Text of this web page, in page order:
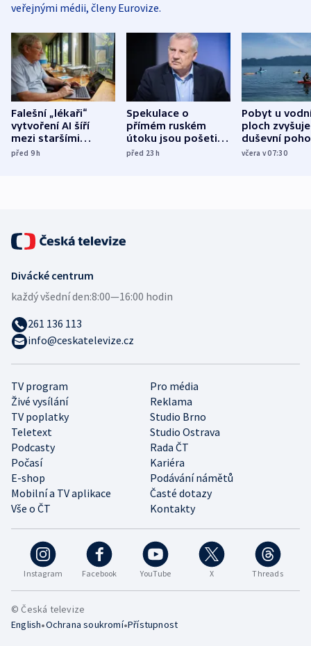
veřejnými médii, členy Eurovize.
Falešní „lékaři“
vytvoření AI šíří
mezi staršími
Poláky nebezpečné
před 9h
Spekulace o
přímém ruském
útoku jsou pošetilé,
míní estonský
před 23h
Pobyt u
ploch zvyšuje
duševní
ukázala
včera v 07:30
Instagram Facebook YouTube X Threads
TV program
Pro média
Živé vysílání
Reklama
TV poplatky
Studio Brno
Teletext
Studio Ostrava
Podcasty
Rada ČT
Počasí
Kariéra
E-shop
Podávání námětů
Mobilní a TV aplikace
Časté dotazy
Vše o ČT
Kontakty
Divácké centrum
každý všední den:8:00—16:00 hodin
261 136 113
info@ceskatelevize.cz
© Česká televize
English•Ochrana soukromí•Přístupnost